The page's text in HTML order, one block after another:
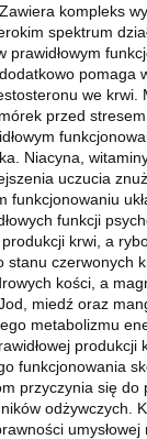
kompleks
spektrum
pomaga
we krwi.
przed stresem
Niacyna,
uczucia
funkcjonowaniu
funkcji
krwi, a
stanu czerwonych
kości, a
miedź oraz
metabolizmu
produkcji
funkcjonowania
przyczynia się do
odżywczych.
umysłowej